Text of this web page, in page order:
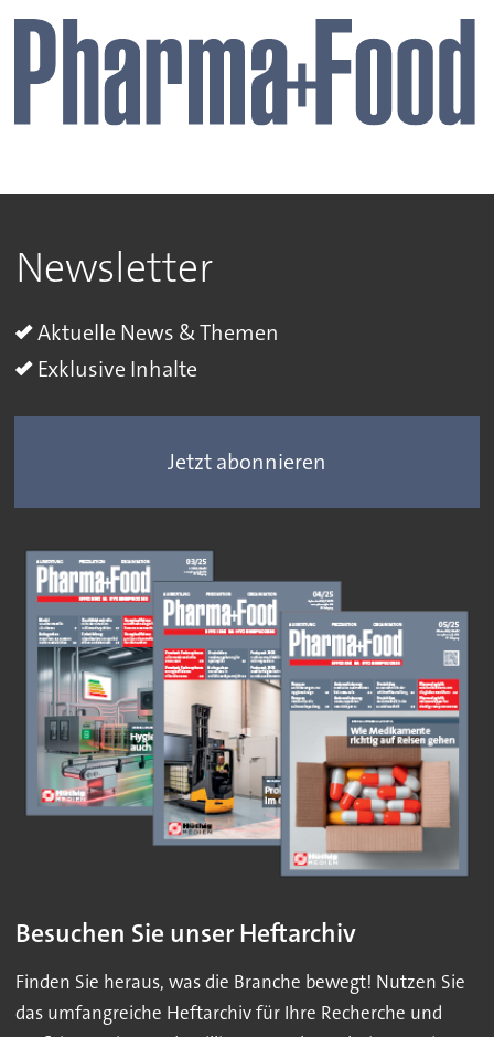
Newsletter
Aktuelle News & Themen
Exklusive Inhalte
Jetzt abonnieren
Besuchen Sie unser Heftarchiv
Finden Sie heraus, was die Branche bewegt! Nutzen Sie
das umfangreiche Heftarchiv für Ihre Recherche und